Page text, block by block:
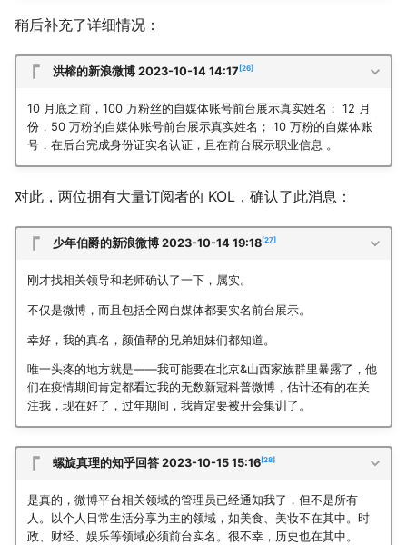
稍后补充了详细情况：
洪榕的新浪微博 2023-10-14 14:17 26
10 月底之前，100 万粉丝的自媒体账号前台展示真实姓名； 12 月
份，50 万粉的自媒体账号前台展示真实姓名； 10 万粉的自媒体账
号，在后台完成身份证实名认证，且在前台展示职业信息 。
对此，两位拥有大量订阅者的 KOL，确认了此消息：
少年伯爵的新浪微博 2023-10-14 19:18 27
刚才找相关领导和老师确认了一下，属实。
不仅是微博，而且包括全网自媒体都要实名前台展示。
幸好，我的真名，颜值帮的兄弟姐妹们都知道。
唯一头疼的地方就是——我可能要在北京&山西家族群里暴露了，他
们在疫情期间肯定都看过我的无数新冠科普微博，估计还有的在关
注我，现在好了，过年期间，我肯定要被开会集训了。
螺旋真理的知乎回答 2023-10-15 15:16 28
是真的，微博平台相关领域的管理员已经通知我了，但不是所有
人。以个人日常生活分享为主的领域，如美食、美妆不在其中。时
政、财经、娱乐等领域必须前台实名。很不幸，历史也在其中。